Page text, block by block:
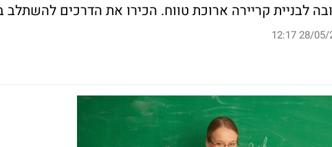
לבניית קריירה ארוכת טווח. הכירו את הדרכים להשתלב
28/05/